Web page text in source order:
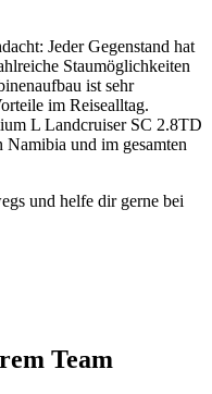
Jeder Gegenstand hat
Staumöglichkeiten
ist sehr
im Reisealltag.
L Landcruiser SC 2.8TD
und im gesamten
und helfe dir gerne bei
Team